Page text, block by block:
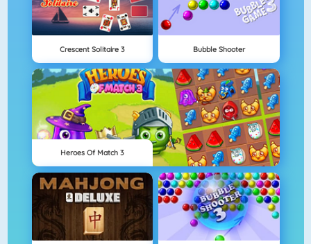
Crescent Solitaire 3 Bubble Shooter
Heroes Of Match 3